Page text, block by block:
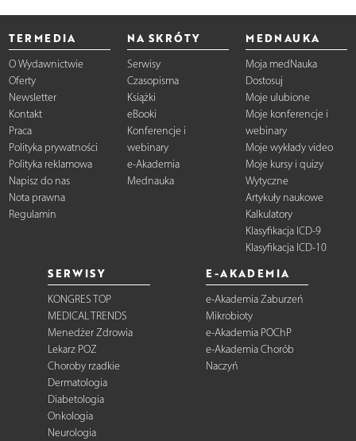
TERMEDIA
O Wydawnictwie
Oferty
Newsletter
Kontakt
Praca
Polityka prywatności
Polityka reklamowa
Napisz do nas
Nota prawna
Regulamin
NA SKRÓTY
Serwisy
Czasopisma
Książki
eBooki
Konferencje i
webinary
e-Akademia
Mednauka
MEDNAUKA
Moja medNauka
Dostosuj
Moje ulubione
Moje konferencje i
webinary
Moje wykłady video
Moje kursy i quizy
Wytyczne
Artykuły naukowe
Kalkulatory
Klasyfikacja ICD-9
Klasyfikacja ICD-10
SERWISY
KONGRES TOP
MEDICAL TRENDS
Menedżer Zdrowia
Lekarz POZ
Choroby rzadkie
Dermatologia
Diabetologia
Onkologia
Neurologia
E-AKADEMIA
e-Akademia Zaburzeń
Mikrobioty
e-Akademia POChP
e-Akademia Chorób
Naczyń